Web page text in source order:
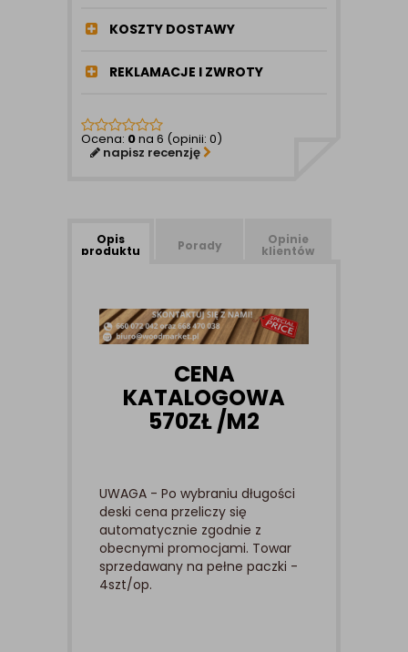
KOSZTY DOSTAWY
REKLAMACJE I ZWROTY
Ocena: 0na 6 (opinii: 0)
napisz recenzję
Opis
produktu Porady Opinie
klientów
CENA
KATALOGOWA
570ZŁ /M2
UWAGA - Po wybraniu długości
deski cena przeliczy się
automatycznie zgodnie z
obecnymi promocjami. Towar
sprzedawany na pełne paczki -
4szt/op.